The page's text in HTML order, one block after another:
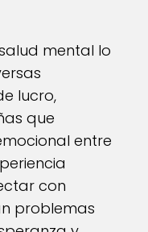
mental lo
lucro,
que
entre
con
problemas